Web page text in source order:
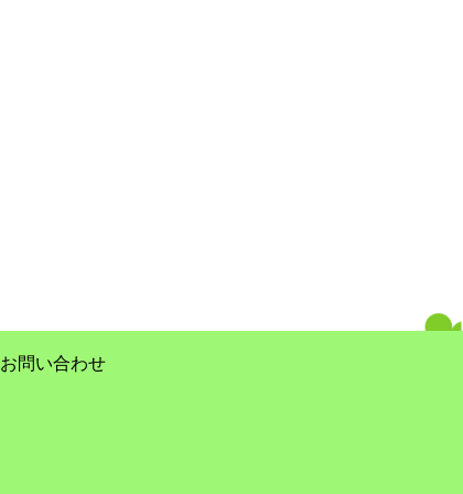
お問い合わせ